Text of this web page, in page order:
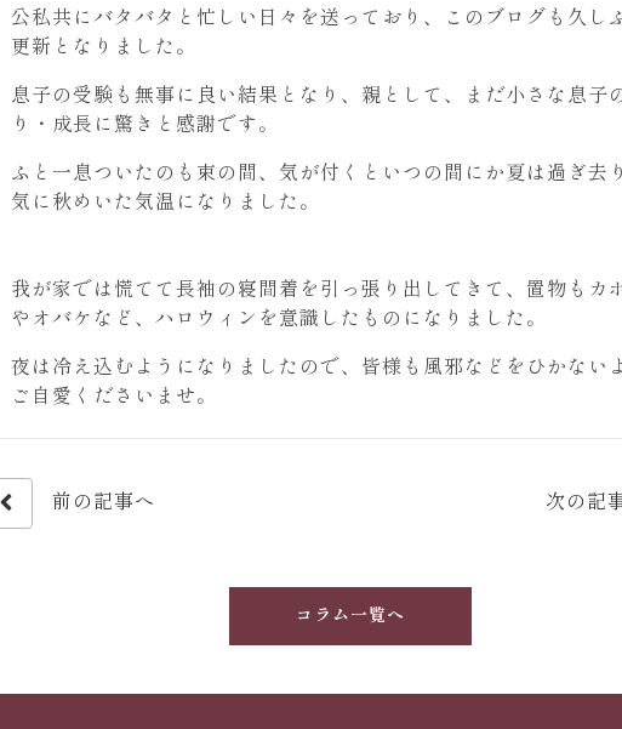
公私共にバタバタと忙しい日々を送っており、このブログも久し
更新となりました。
息子の受験も無事に良い結果となり、親として、まだ小さな息子
り・成長に驚きと感謝です。
ふと一息ついたのも束の間、気が付くといつの間にか夏は過ぎ去
気に秋めいた気温になりました。
我が家では慌てて長袖の寝間着を引っ張り出してきて、置物もカ
やオバケなど、ハロウィンを意識したものになりました。
夜は冷え込むようになりましたので、皆様も風邪などをひかない
ご自愛くださいませ。
前の記事へ 次の記
コラム一覧へ